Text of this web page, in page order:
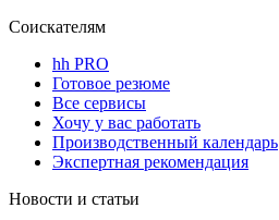
Соискателям
hh PRO
Готовое резюме
Все сервисы
Хочу у вас работать
Производственный календарь
Экспертная рекомендация
Новости и статьи